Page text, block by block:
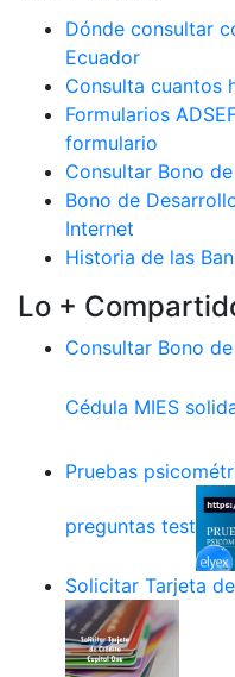
Dónde consultar
Ecuador
Consulta cuantos
Formularios
formulario
Consultar Bono
Bono de
Internet
Historia de las
Lo +
Consultar Bono
Cédula MIES
Pruebas
preguntas test
Solicitar Tarjeta